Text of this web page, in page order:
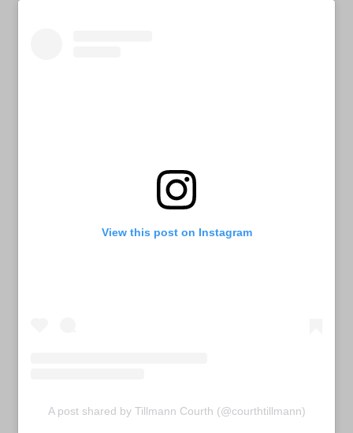
View this post on Instagram
A post shared by Tillmann Courth (@courthtillmann)